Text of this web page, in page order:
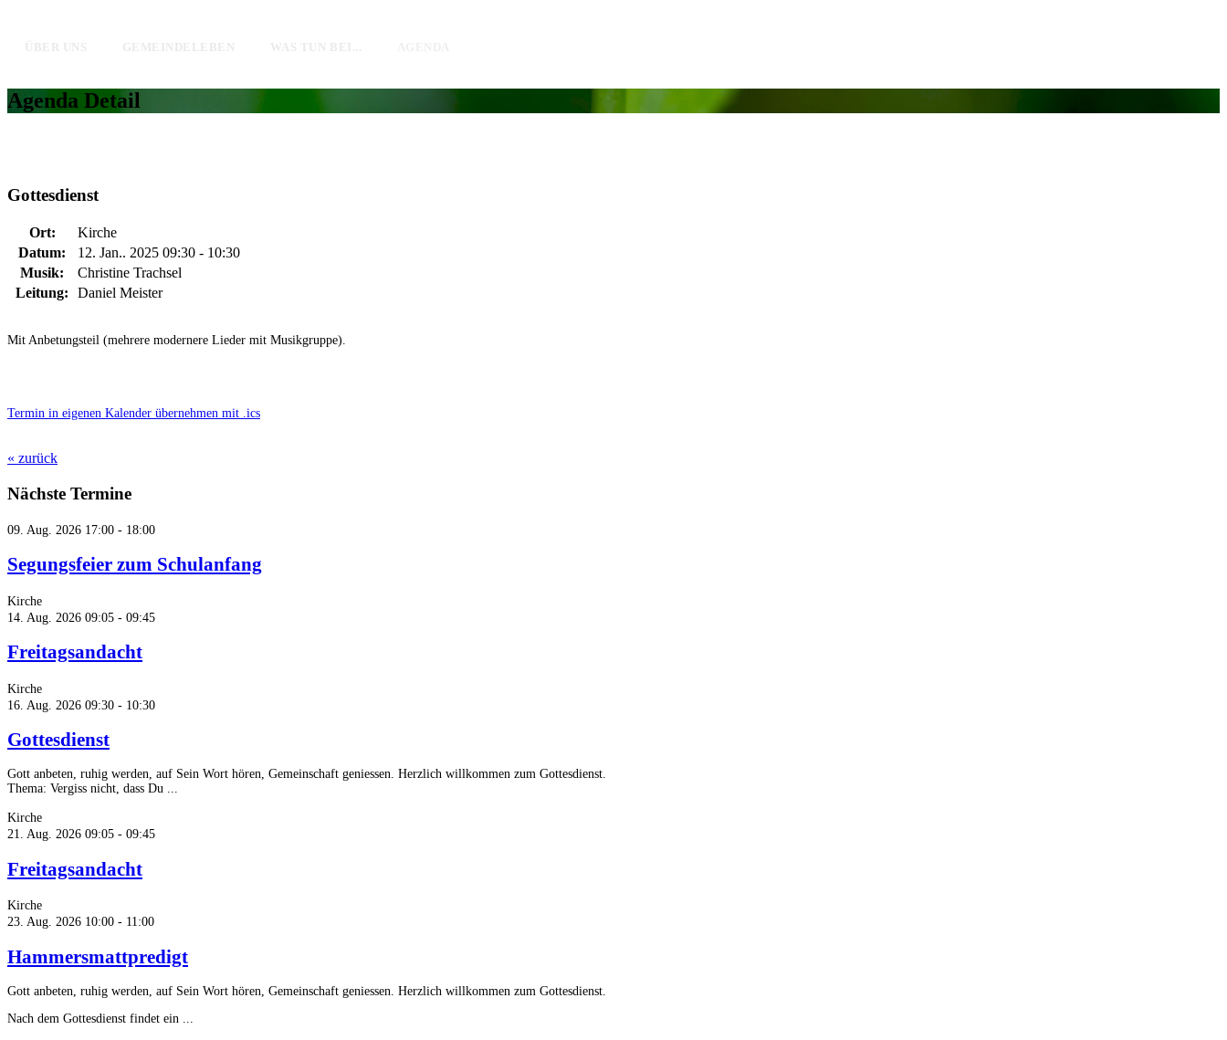
Agenda Detail
Gottesdienst
Ort:
Kirche
Datum:
12. Jan.. 2025 09:30 - 10:30
Musik:
Christine Trachsel
Leitung:
Daniel Meister
Mit Anbetungsteil (mehrere modernere Lieder mit Musikgruppe).
Termin in eigenen Kalender übernehmen mit .ics
« zurück
Nächste Termine
09. Aug. 2026 17:00 - 18:00
Segungsfeier zum Schulanfang
Kirche
14. Aug. 2026 09:05 - 09:45
Freitagsandacht
Kirche
16. Aug. 2026 09:30 - 10:30
Gottesdienst
Gott anbeten, ruhig werden, auf Sein Wort hören, Gemeinschaft geniessen. Herzlich willkommen zum Gottesdienst.
Thema: Vergiss nicht, dass Du ...
Kirche
21. Aug. 2026 09:05 - 09:45
Freitagsandacht
Kirche
23. Aug. 2026 10:00 - 11:00
Hammersmattpredigt
Gott anbeten, ruhig werden, auf Sein Wort hören, Gemeinschaft geniessen. Herzlich willkommen zum Gottesdienst.
Nach dem Gottesdienst findet ein ...